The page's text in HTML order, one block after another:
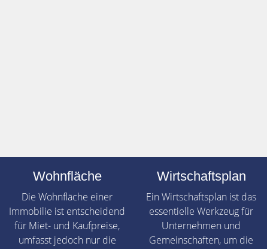
Wohnfläche
Die Wohnfläche einer
Immobilie ist entscheidend
für Miet- und Kaufpreise,
umfasst jedoch nur die
Wirtschaftsplan
Ein Wirtschaftsplan ist das
essentielle Werkzeug für
Unternehmen und
Gemeinschaften, um die